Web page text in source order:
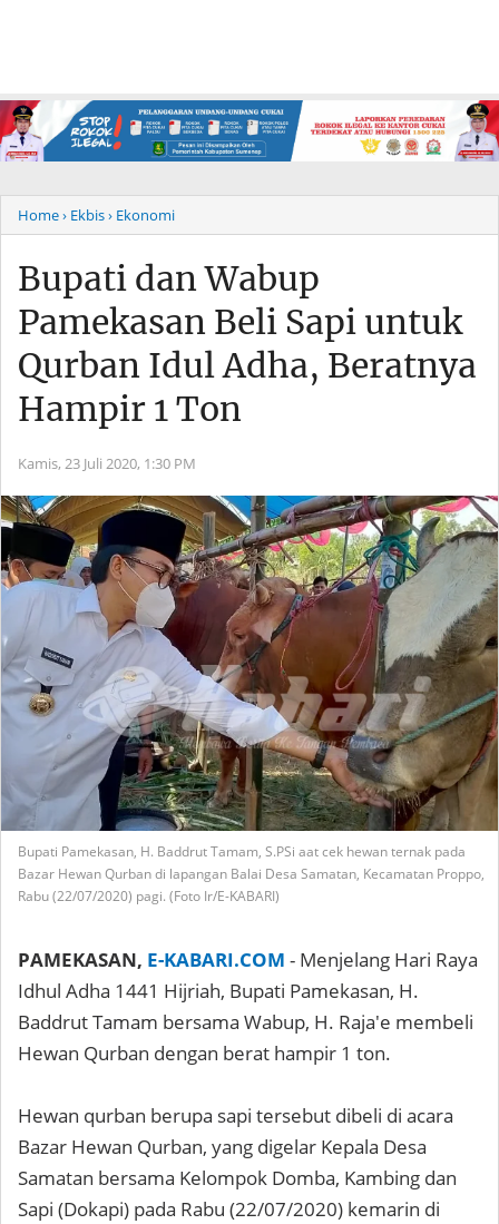
Home› Ekbis› Ekonomi
Bupati dan Wabup
Pamekasan Beli Sapi untuk
Qurban Idul Adha, Beratnya
Hampir 1 Ton
Kamis, 23 Juli 2020, 1:30 PM
Bupati Pamekasan, H. Baddrut Tamam, S.PSi aat cek hewan ternak pada
Bazar Hewan Qurban di lapangan Balai Desa Samatan, Kecamatan Proppo,
Rabu (22/07/2020) pagi. (Foto Ir/E-KABARI)
PAMEKASAN, E-KABARI.COM - Menjelang Hari Raya
Idhul Adha 1441 Hijriah, Bupati Pamekasan, H.
Baddrut Tamam bersama Wabup, H. Raja'e membeli
Hewan Qurban dengan berat hampir 1 ton.
Hewan qurban berupa sapi tersebut dibeli di acara
Bazar Hewan Qurban, yang digelar Kepala Desa
Samatan bersama Kelompok Domba, Kambing dan
Sapi (Dokapi) pada Rabu (22/07/2020) kemarin di